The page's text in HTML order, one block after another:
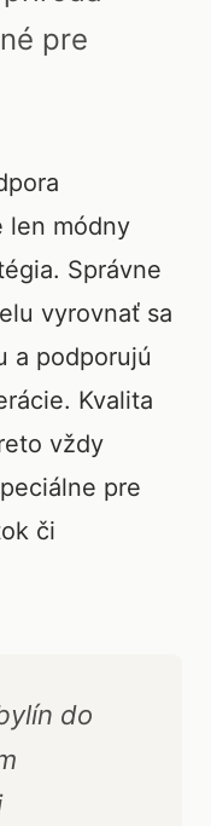
pre
len módny
Správne
vyrovnať sa
a podporujú
Kvalita
vždy
pre
či
do